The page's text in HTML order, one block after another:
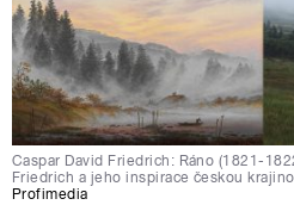
Caspar David Friedrich: Ráno (1821-
Friedrich a jeho inspirace českou
Profimedia